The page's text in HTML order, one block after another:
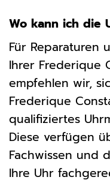
Wo kann ich die
Für Reparaturen
Ihrer Frederique
empfehlen wir,
Frederique
qualifiziertes
Diese verfügen
Fachwissen und
Ihre Uhr